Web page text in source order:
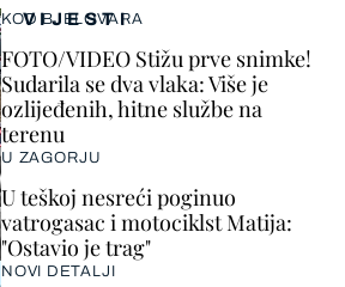
VIJESTI
KOD BJELOVARA
FOTO/VIDEO Stižu prve snimke!
Sudarila se dva vlaka: Više je
ozlijeđenih, hitne službe na
terenu
U ZAGORJU
U teškoj nesreći poginuo
vatrogasac i motociklst Matija:
"Ostavio je trag"
NOVI DETALJI